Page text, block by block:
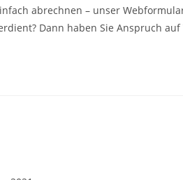
abrechnen – unser
Dann haben Sie Anspruch